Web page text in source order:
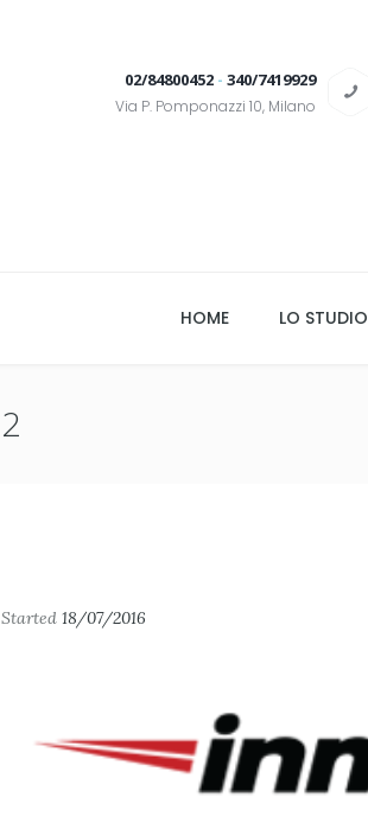
02/84800452- 340/7419929
Via P. Pomponazzi 10, Milano
HOME LO STUDIO
2
Started 18/07/2016